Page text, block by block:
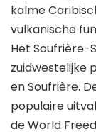
kalme
vulkanische
Het Soufrière-
zuidwestelijke
en Soufrière.
populaire
de World